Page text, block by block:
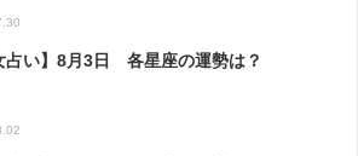
占い】8月3日 各星座の運勢は？